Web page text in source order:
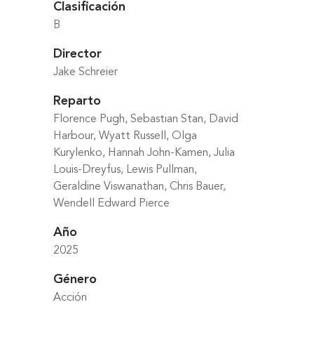
Clasificación
B
Director
Jake Schreier
Reparto
Florence Pugh, Sebastian Stan, David
Harbour, Wyatt Russell, Olga
Kurylenko, Hannah John-Kamen, Julia
Louis-Dreyfus, Lewis Pullman,
Geraldine Viswanathan, Chris Bauer,
Wendell Edward Pierce
Año
2025
Género
Acción